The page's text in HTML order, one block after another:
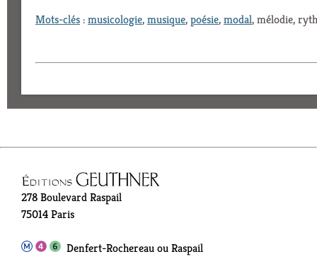
Mots-clés:musicologie,musique,poésie,modal, mélodie,
278 Boulevard Raspail
75014 Paris
Denfert-Rochereau ou Raspail